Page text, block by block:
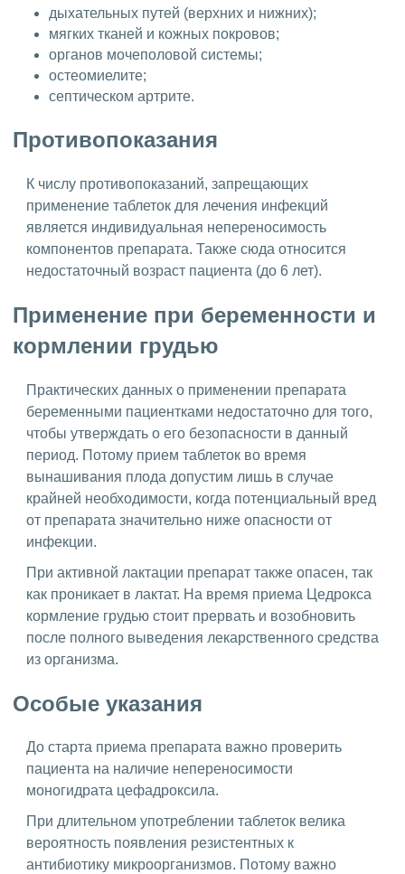
дыхательных путей (верхних и нижних);
мягких тканей и кожных покровов;
органов мочеполовой системы;
остеомиелите;
септическом артрите.
Противопоказания
К числу противопоказаний, запрещающих
применение таблеток для лечения инфекций
является индивидуальная непереносимость
компонентов препарата. Также сюда относится
недостаточный возраст пациента (до 6 лет).
Применение при беременности и
кормлении грудью
Практических данных о применении препарата
беременными пациентками недостаточно для того,
чтобы утверждать о его безопасности в данный
период. Потому прием таблеток во время
вынашивания плода допустим лишь в случае
крайней необходимости, когда потенциальный вред
от препарата значительно ниже опасности от
инфекции.
При активной лактации препарат также опасен, так
как проникает в лактат. На время приема Цедрокса
кормление грудью стоит прервать и возобновить
после полного выведения лекарственного средства
из организма.
Особые указания
До старта приема препарата важно проверить
пациента на наличие непереносимости
моногидрата цефадроксила.
При длительном употреблении таблеток велика
вероятность появления резистентных к
антибиотику микроорганизмов. Потому важно